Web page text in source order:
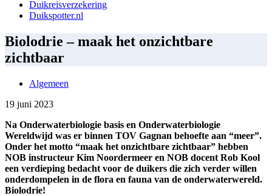
Duikreisverzekering
Duikspotter.nl
Biolodrie – maak het onzichtbare
zichtbaar
Algemeen
19 juni 2023
Na Onderwaterbiologie basis en Onderwaterbiologie
Wereldwijd was er binnen TOV Gagnan behoefte aan “meer”.
Onder het motto “maak het onzichtbare zichtbaar” hebben
NOB instructeur Kim Noordermeer en NOB docent Rob Kool
een verdieping bedacht voor de duikers die zich verder willen
onderdompelen in de flora en fauna van de onderwaterwereld.
Biolodrie!